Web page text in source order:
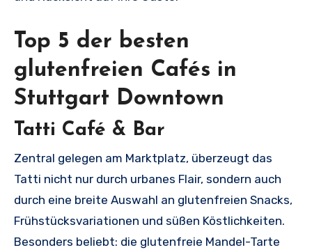
Top 5 der besten
glutenfreien Cafés in
Stuttgart Downtown
Tatti Café & Bar
Zentral gelegen am Marktplatz, überzeugt das
Tatti nicht nur durch urbanes Flair, sondern auch
durch eine breite Auswahl an glutenfreien Snacks,
Frühstücksvariationen und süßen Köstlichkeiten.
Besonders beliebt: die glutenfreie Mandel-Tarte